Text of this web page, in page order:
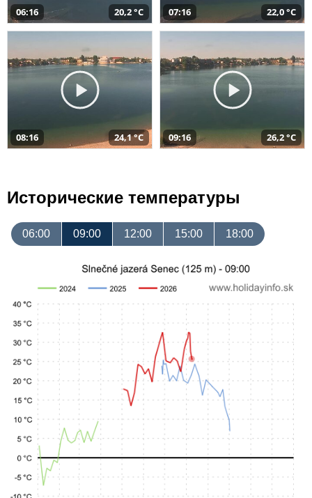
06:16 20,2 °C 07:16 22,0 °C
08:16 24,1 °C 09:16 26,2 °C
Исторические температуры
06:00 09:00 12:00 15:00 18:00